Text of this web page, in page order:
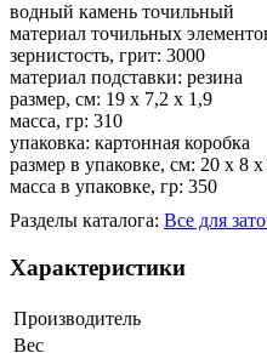
водный камень точильный
материал точильных
зернистость, грит: 3000
материал подставки: резина
размер, см: 19 х 7,2 х 1,9
масса, гр: 310
упаковка: картонная коробка
размер в упаковке, см: 20 х 8
масса в упаковке, гр: 350
Разделы каталога: Все для
Характеристики
Производитель
Вес